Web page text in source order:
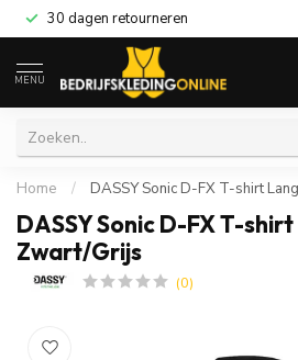
30 dagen retourneren
MENU
Home / DASSY Sonic D-FX T-shirt
DASSY Sonic D-FX T-
Zwart/Grijs
(0)